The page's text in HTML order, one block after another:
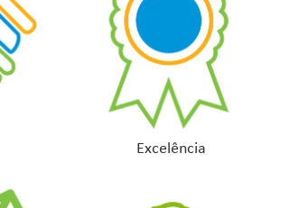
Excelência